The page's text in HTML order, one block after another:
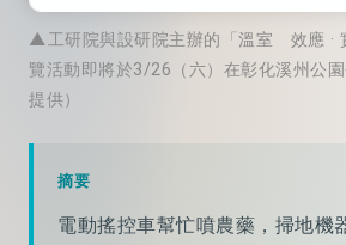
▲工研院與設研院主辦的「溫室 效應 ·
覽活動即將於3/26（六）在彰化溪州公
提供）
摘要
電動搖控車幫忙噴農藥，掃地機